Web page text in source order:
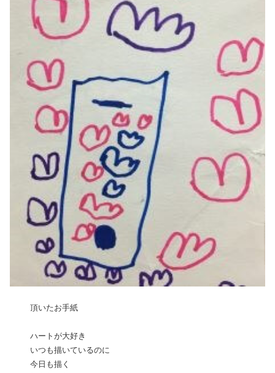
頂いたお手紙
ハートが大好き
いつも描いているのに
今日も描く